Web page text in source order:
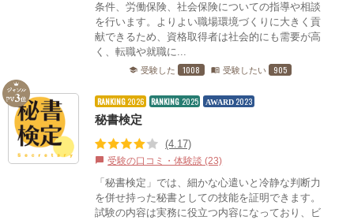
条件、労働保険、社会保険についての指導や相談
を行います。よりよい職場環境づくりに大きく貢
献できるため、資格取得者は社会的にも需要が高
く、転職や就職に...
school 受験した 1008 menu_book 受験したい 905
RANKING 2026 RANKING 2025 AWARD 2023
秘書検定
(4.17)
chat_bubble 受験の口コミ・体験談 (23)
「秘書検定」では、細かな心遣いと冷静な判断力
を併せ持った秘書としての技能を証明できます。
試験の内容は実務に役立つ内容になっており、ビ